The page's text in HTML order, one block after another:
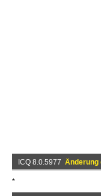
ICQ 8.0.5977 Änderung
*